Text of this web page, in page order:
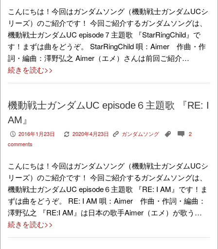
こんにちは！今回はガンダムソング（機動戦士ガンダムUCシ
リーズ）のご紹介です！ 今回ご紹介するガンダムソングは、
機動戦士ガンダムUC episode７主題歌 『StarRingChild』で
す！まずは曲をどうぞ。 StarRingChild 唄：Aimer 作曲・作
詞・編曲：澤野弘之 Aimer（エメ）さんは前回ご紹介…
続きを読む>>
機動戦士ガンダムUC episode６主題歌 『RE: I
AM』
P 2016年1月23日 V 2020年4月23日 K ガンダムソング , c 2
comments
こんにちは！今回はガンダムソング（機動戦士ガンダムUCシ
リーズ）のご紹介です！ 今回ご紹介するガンダムソングは、
機動戦士ガンダムUC episode６主題歌 『RE: I AM』です！ま
ずは曲をどうぞ。 RE: I AM 唄：Aimer 作曲・作詞・編曲：
澤野弘之 『RE:I AM』は日本の歌手Aimer（エメ）が歌う…
続きを読む>>